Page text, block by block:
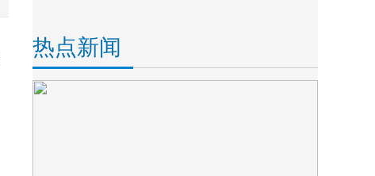
热点新闻